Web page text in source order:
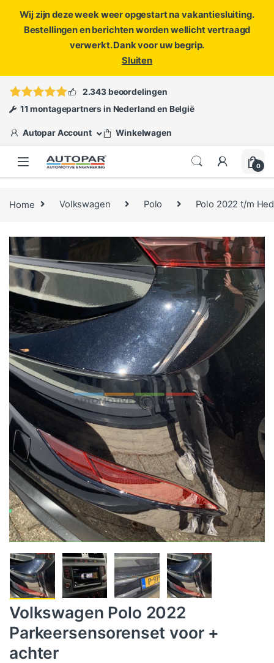
Wij zijn deze week weer opgestart na vakantiesluiting.
Bestellingen en berichten worden wellicht vertraagd
verwerkt. Dank voor uw begrip.
Sluiten
ofopen een ticket
2.343 beoordelingen
11 montagepartners in Nederland en België
Autopar Account Winkelwagen
0
Home Volkswagen Polo Polo 2022 t/m
🔍
Volkswagen Polo 2022
Parkeersensorenset voor +
achter